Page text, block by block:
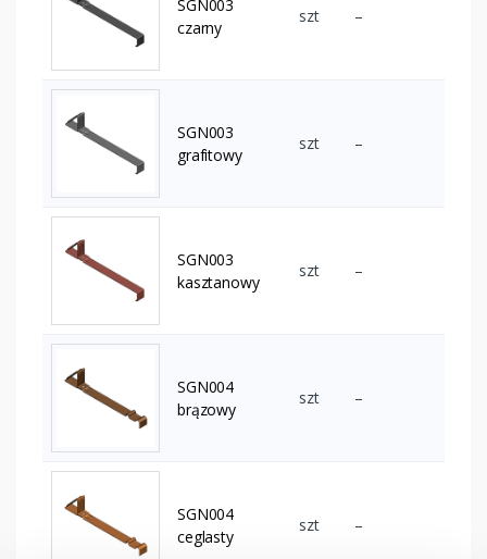
SGN003
czarny
szt –
SGN003
grafitowy
szt –
SGN003
kasztanowy
szt –
SGN004
brązowy
szt –
SGN004
ceglasty
szt –